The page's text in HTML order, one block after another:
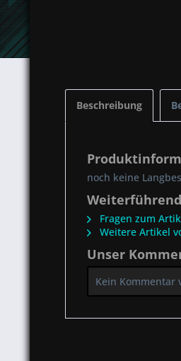
Beschreibung
noch keine
Fragen zum
Weitere Artikel
Unser
Kein Kommentar